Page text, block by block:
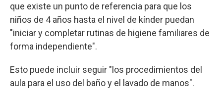
que existe un punto de referencia para que los
niños de 4 años hasta el nivel de kínder puedan
"iniciar y completar rutinas de higiene familiares de
forma independiente".
Esto puede incluir seguir "los procedimientos del
aula para el uso del baño y el lavado de manos".